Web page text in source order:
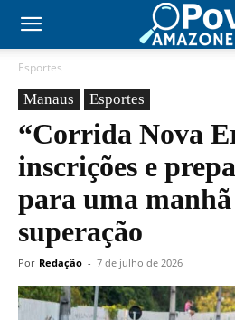
Esportes
Manaus Esportes
“Corrida Nova
inscrições e
para uma manhã
superação
Por Redação - 7 de julho de 2026